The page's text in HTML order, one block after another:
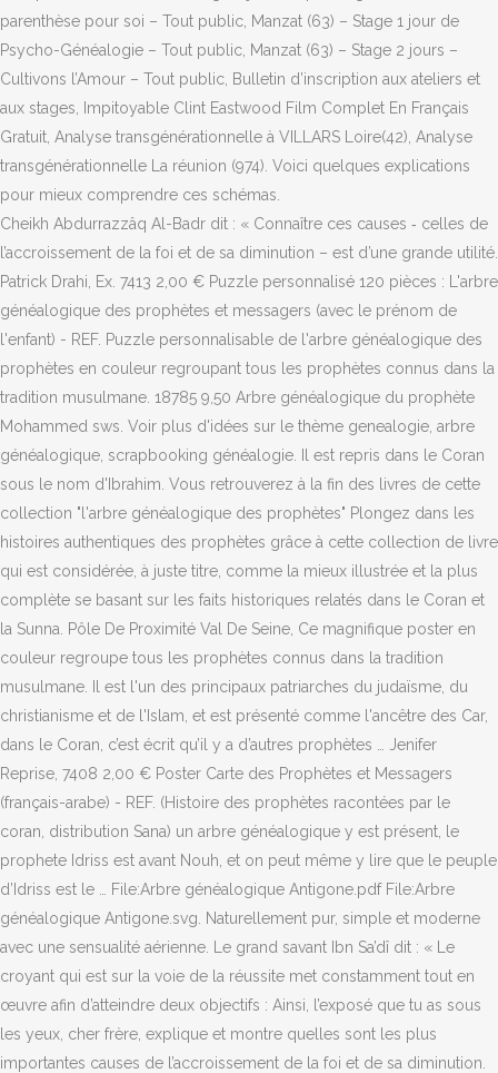
parenthèse pour soi – Tout public, Manzat (63) – Stage 1 jour de
Psycho-Généalogie – Tout public, Manzat (63) – Stage 2 jours –
Cultivons l’Amour – Tout public, Bulletin d’inscription aux ateliers et
aux stages, Impitoyable Clint Eastwood Film Complet En Français
Gratuit, Analyse transgénérationnelle à VILLARS Loire(42), Analyse
transgénérationnelle La réunion (974). Voici quelques explications
pour mieux comprendre ces schémas.
Cheikh Abdurrazzâq Al-Badr dit : « Connaître ces causes ‑ celles de
l’accrois­sement de la foi et de sa diminution – est d’une grande utilité.
Patrick Drahi, Ex. 7413 2,00 € Puzzle personnalisé 120 pièces : L'arbre
généalogique des prophètes et messagers (avec le prénom de
l'enfant) - REF. Puzzle personnalisable de l'arbre généalogique des
prophètes en couleur regroupant tous les prophètes connus dans la
tradition musulmane. 18785 9,50 Arbre généalogique du prophète
Mohammed sws. Voir plus d'idées sur le thème genealogie, arbre
généalogique, scrapbooking généalogie. Il est repris dans le Coran
sous le nom d'Ibrahim. Vous retrouverez à la fin des livres de cette
collection "l'arbre généalogique des prophètes" Plongez dans les
histoires authentiques des prophètes grâce à cette collection de livre
qui est considérée, à juste titre, comme la mieux illustrée et la plus
complète se basant sur les faits historiques relatés dans le Coran et
la Sunna. Pôle De Proximité Val De Seine, Ce magnifique poster en
couleur regroupe tous les prophètes connus dans la tradition
musulmane. Il est l'un des principaux patriarches du judaïsme, du
christianisme et de l'Islam, et est présenté comme l'ancêtre des Car,
dans le Coran, c’est écrit qu’il y a d’autres prophètes … Jenifer
Reprise, 7408 2,00 € Poster Carte des Prophètes et Messagers
(français-arabe) - REF. (Histoire des prophètes racontées par le
coran, distribution Sana) un arbre généalogique y est présent, le
prophete Idriss est avant Nouh, et on peut même y lire que le peuple
d’Idriss est le … File:Arbre généalogique Antigone.pdf File:Arbre
généalogique Antigone.svg. Naturellement pur, simple et moderne
avec une sensualité aérienne. Le grand savant Ibn Sa’dî dit : « Le
croyant qui est sur la voie de la réussite met constamment tout en
œuvre afin d’atteindre deux objectifs : Ainsi, l’exposé que tu as sous
les yeux, cher frère, explique et montre quelles sont les plus
importantes causes de l’accroissement de la foi et de sa diminution.